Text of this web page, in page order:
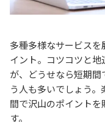
多種多様なサービス
イント。コツコツと
が、どうせなら短期
う人も多いでしょう
間で沢山のポイント
す。